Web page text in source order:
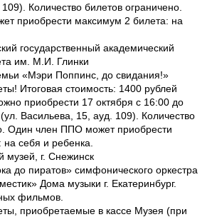
Количество билетов ограничено.
приобрести максимум 2 билета: на
государственный академический
им. М.И. Глинки
«Мэри Поппинс, до свидания!»
Итоговая стоимость: 1400 рублей
приобрести 17 октября с 16:00 до
Васильева, 15, ауд. 109). Количество
Один член ППО может приобрести
себя и ребенка.
музей, г. Снежинск
до пиратов» симфонического оркестра
Дома музыки г. Екатеринбург.
фильмов.
приобретаемые в кассе Музея (при